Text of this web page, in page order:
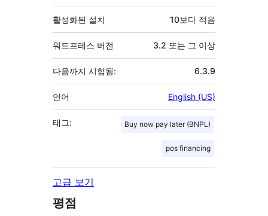
활성화된 설치 10보다 적음
워드프레스 버전 3.2 또는 그 이상
다음까지 시험됨: 6.3.9
언어 English (US)
태그: Buy now pay later (BNPL)
pos financing
고급 보기
평점